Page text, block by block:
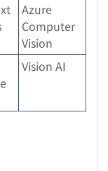
Azure
Computer
Vision
Vision AI